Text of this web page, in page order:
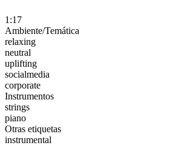
1:17
Ambiente/Temática
relaxing
neutral
uplifting
socialmedia
corporate
Instrumentos
strings
piano
Otras etiquetas
instrumental